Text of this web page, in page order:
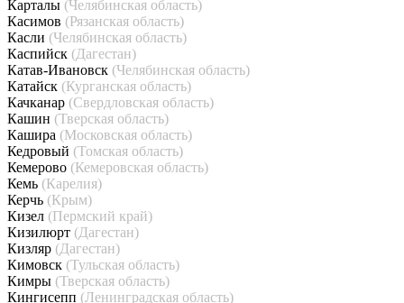
Карталы (Челябинская область)
Касимов (Рязанская область)
Касли (Челябинская область)
Каспийск (Дагестан)
Катав-Ивановск (Челябинская область)
Катайск (Курганская область)
Качканар (Свердловская область)
Кашин (Тверская область)
Кашира (Московская область)
Кедровый (Томская область)
Кемерово (Кемеровская область)
Кемь (Карелия)
Керчь (Крым)
Кизел (Пермский край)
Кизилюрт (Дагестан)
Кизляр (Дагестан)
Кимовск (Тульская область)
Кимры (Тверская область)
Кингисепп (Ленинградская область)